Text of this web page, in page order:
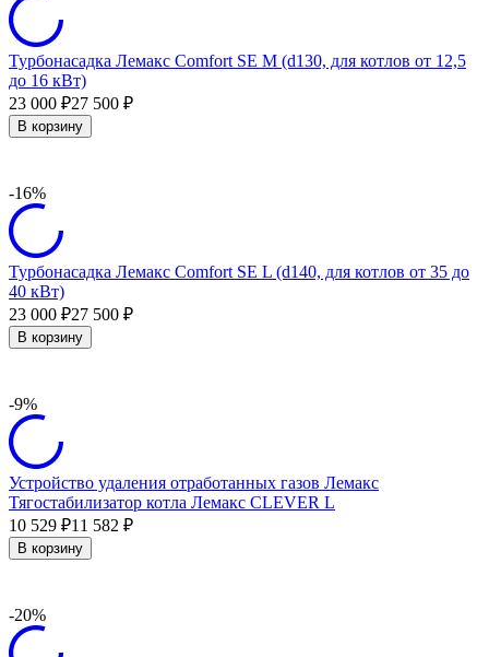
Турбонасадка Лемакс Comfort SE M (d130, для котлов от 12,5
до 16 кВт)
23 000 ₽27 500 ₽
В корзину
-16%
Турбонасадка Лемакс Comfort SE L (d140, для котлов от 35 до
40 кВт)
23 000 ₽27 500 ₽
В корзину
-9%
Устройство удаления отработанных газов Лемакс
Тягостабилизатор котла Лемакс CLEVER L
10 529 ₽11 582 ₽
В корзину
-20%